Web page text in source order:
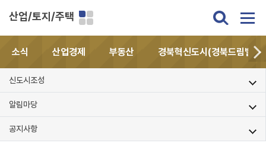
산업/토지/주택
소식 산업경제 부동산 경북혁신도시(경북드림밸리)
신도시조성
알림마당
공지사항